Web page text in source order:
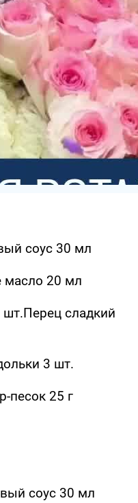
соус 30 мл
масло 20 мл
сладкий
3 шт.
песок 25 г
соус 30 мл